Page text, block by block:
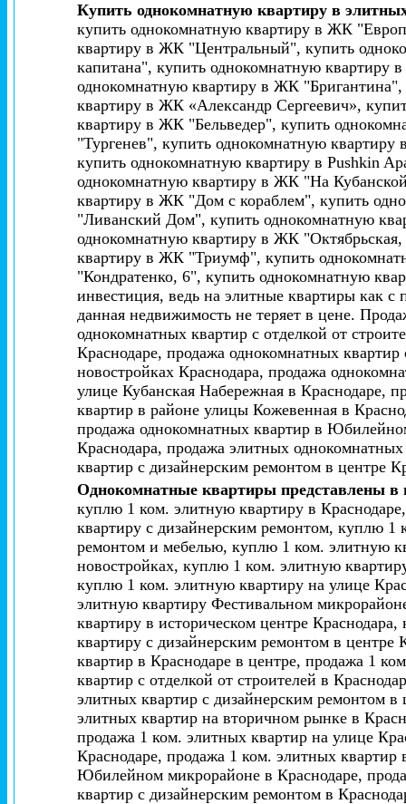
Купить однокомнатную квартиру в
купить однокомнатную квартиру в ЖК
квартиру в ЖК "Центральный", купить
капитана", купить однокомнатную
однокомнатную квартиру в ЖК
квартиру в ЖК «Александр Сергеевич»,
квартиру в ЖК "Бельведер", купить
"Тургенев", купить однокомнатную
купить однокомнатную квартиру в Pushkin
однокомнатную квартиру в ЖК "На
квартиру в ЖК "Дом с кораблем", купить
"Ливанский Дом", купить однокомнатную
однокомнатную квартиру в ЖК
квартиру в ЖК "Триумф", купить
"Кондратенко, 6", купить однокомнатную
инвестиция, ведь на элитные квартиры как
данная недвижимость не теряет в цене.
однокомнатных квартир с отделкой от
Краснодаре, продажа однокомнатных
новостройках Краснодара, продажа
улице Кубанская Набережная в Краснодаре,
квартир в районе улицы Кожевенная в
продажа однокомнатных квартир в
Краснодара, продажа элитных
квартир с дизайнерским ремонтом в центре
Однокомнатные квартиры представлены
куплю 1 ком. элитную квартиру в
квартиру с дизайнерским ремонтом, куплю 1
ремонтом и мебелью, куплю 1 ком. элитную
новостройках, куплю 1 ком. элитную
куплю 1 ком. элитную квартиру на улице
элитную квартиру Фестивальном
квартиру в историческом центре
квартиру с дизайнерским ремонтом в
квартир в Краснодаре в центре, продажа 1
квартир с отделкой от строителей в
элитных квартир с дизайнерским ремонтом
элитных квартир на вторичном рынке в
продажа 1 ком. элитных квартир на улице
Краснодаре, продажа 1 ком. элитных
Юбилейном микрорайоне в Краснодаре,
квартир с дизайнерским ремонтом в